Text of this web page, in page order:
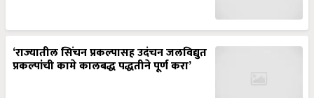
‘राज्यातील सिंचन प्रकल्पासह उदंचन जलविद्युत
प्रकल्पांची कामे कालबद्ध पद्धतीने पूर्ण करा’